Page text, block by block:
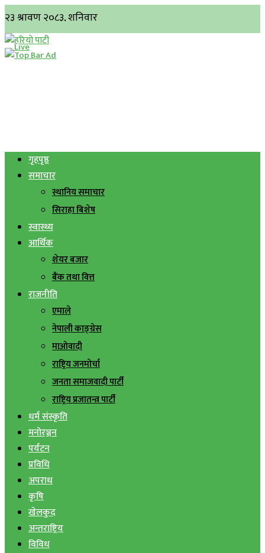
गृहपृष्ठ
समाचार
स्थानिय समाचार
सिराहा बिशेष
स्वास्थ्य
आर्थिक
शेयर बजार
बैंक तथा वित्त
राजनीति
एमाले
नेपाली काङ्ग्रेस
माओवादी
राष्ट्रिय जनमोर्चा
जनता समाजवादी पार्टी
राष्ट्रिय प्रजातन्त्र पार्टी
धर्म संस्कृति
मनोरञ्जन
पर्यटन
प्रविधि
अपराध
कृषि
खेलकुद
अन्तराष्ट्रिय
विविध